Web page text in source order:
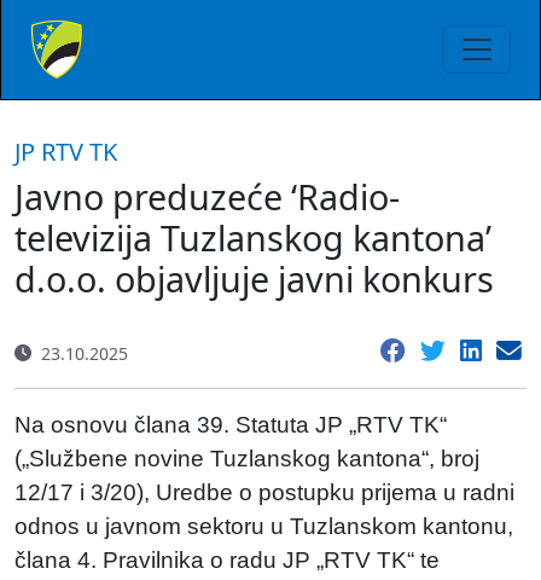
JP RTV TK
Javno preduzeće ‘Radio-
televizija Tuzlanskog kantona’
d.o.o. objavljuje javni konkurs
23.10.2025
Na osnovu člana 39. Statuta JP „RTV TK“
(„Službene novine Tuzlanskog kantona“, broj
12/17 i 3/20), Uredbe o postupku prijema u radni
odnos u javnom sektoru u Tuzlanskom kantonu,
člana 4. Pravilnika o radu JP „RTV TK“ te